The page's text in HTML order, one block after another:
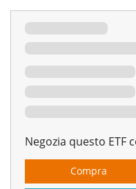
Negozia questo ETF
Compra